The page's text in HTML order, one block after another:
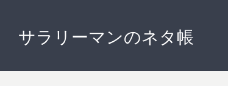
サラリーマンのネタ帳